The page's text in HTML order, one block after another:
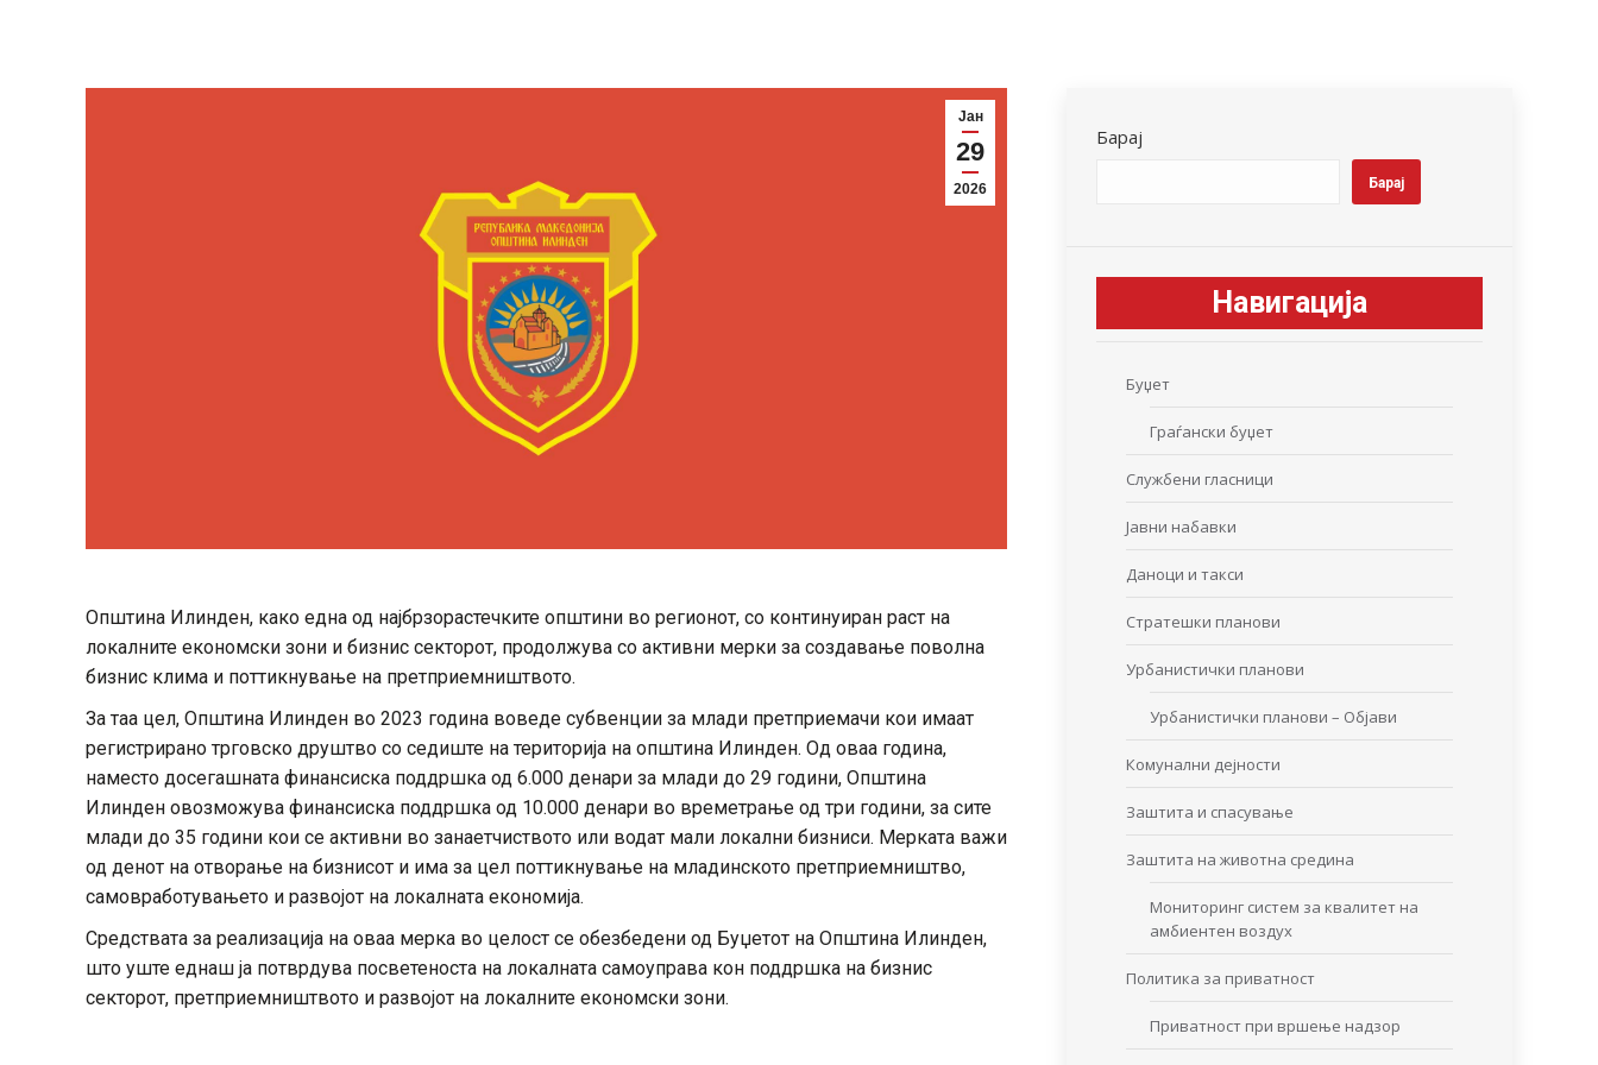
Јан
29
2026
Општина Илинден, како една од најбрзорастечките општини во регионот, со континуиран раст на
локалните економски зони и бизнис секторот, продолжува со активни мерки за создавање поволна
бизнис клима и поттикнување на претприемништвото.
За таа цел, Општина Илинден во 2023 година воведе субвенции за млади претприемачи кои имаат
регистрирано трговско друштво со седиште на територија на општина Илинден. Од оваа година,
наместо досегашната финансиска поддршка од 6.000 денари за млади до 29 години, Општина
Илинден овозможува финансиска поддршка од 10.000 денари во времетрање од три години, за сите
млади до 35 години кои се активни во занаетчиството или водат мали локални бизниси. Мерката важи
од денот на отворање на бизнисот и има за цел поттикнување на младинското претприемништво,
самовработувањето и развојот на локалната економија.
Средствата за реализација на оваа мерка во целост се обезбедени од Буџетот на Општина Илинден,
што уште еднаш ја потврдува посветеноста на локалната самоуправа кон поддршка на бизнис
секторот, претприемништвото и развојот на локалните економски зони.
Барај
Барај
Навигација
Буџет
Граѓански буџет
Службени гласници
Јавни набавки
Даноци и такси
Стратешки планови
Урбанистички планови
Урбанистички планови – Објави
Комунални дејности
Заштита и спасување
Заштита на животна средина
Мониторинг систем за квалитет на
амбиентен воздух
Политика за приватност
Приватност при вршење надзор